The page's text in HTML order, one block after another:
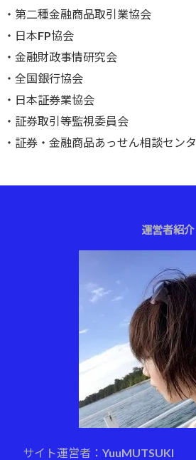
・ 第二種金融商品取引業協会
・ 日本FP協会
・ 金融財政事情研究会
・ 全国銀行協会
・ 日本証券業協会
・ 証券取引等監視委員会
・ 証券・金融商品あっせん相談セン
運営者紹介
サイト運営者：YuuMUTSUKI